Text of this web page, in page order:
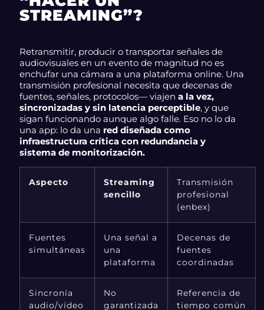
STREAMING”?
Retransmitir, producir o transportar señales de
audiovisuales en un evento de magnitud no es
enchufar una cámara a una plataforma online. Una
transmisión profesional necesita que decenas de
fuentes, señales, protocolos— viajena la vez,
sincronizadas y sin latencia perceptible, y que
sigan funcionando aunque algo falle. Eso no lo da
una app: lo da una red diseñada como
infraestructura crítica con redundancia y
sistema de monitorización.
Aspecto
Streaming
sencillo
Transmisión
profesional
(enbex)
Fuentes
simultáneas
Una señal a
una
plataforma
Decenas de
fuentes
coordinadas
Sincronía
audio/vídeo
No
garantizada
Referencia de
tiempo común